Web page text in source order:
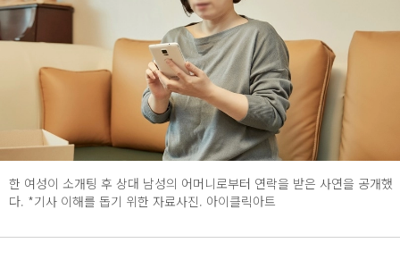
한 여성이 소개팅 후 상대 남성의 어머니로부터 연락을 받은 사연을 공개했
다. *기사 이해를 돕기 위한 자료사진. 아이클릭아트